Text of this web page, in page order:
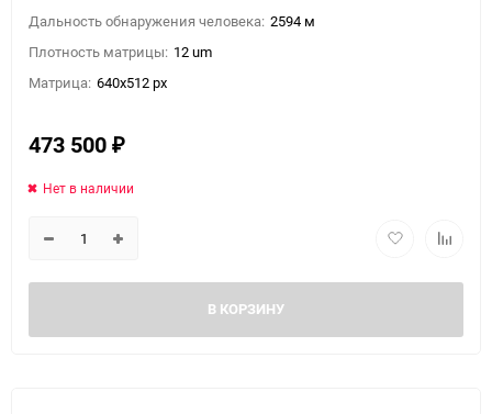
Дальность обнаружения человека: 2594 м
Плотность матрицы: 12 um
Матрица: 640x512 px
473 500 ₽
Нет в наличии
В КОРЗИНУ